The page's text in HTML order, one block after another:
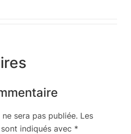
sera pas publiée. Les
indiqués avec *